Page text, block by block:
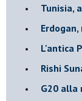
Tunisia,
L'antica
Rishi
G20 alla